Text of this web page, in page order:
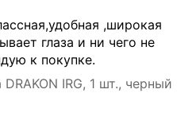
,широкая
глаза и ни чего не
к покупке.
IRG, 1 шт., черный